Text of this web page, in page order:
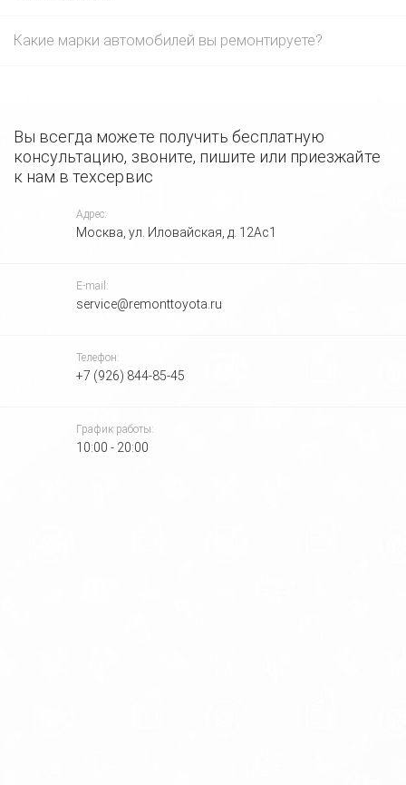
Какие марки автомобилей вы ремонтируете?
Вы всегда можете получить бесплатную
консультацию, звоните, пишите или приезжайте
к нам в техсервис
Адрес:
Москва, ул. Иловайская, д. 12Ас1
E-mail:
service@remonttoyota.ru
Телефон:
+7 (926) 844-85-45
График работы:
10:00 - 20:00